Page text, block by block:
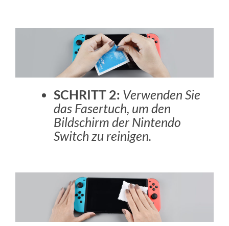
SCHRITT 2: Verwenden Sie
das Fasertuch, um den
Bildschirm der Nintendo
Switch zu reinigen.